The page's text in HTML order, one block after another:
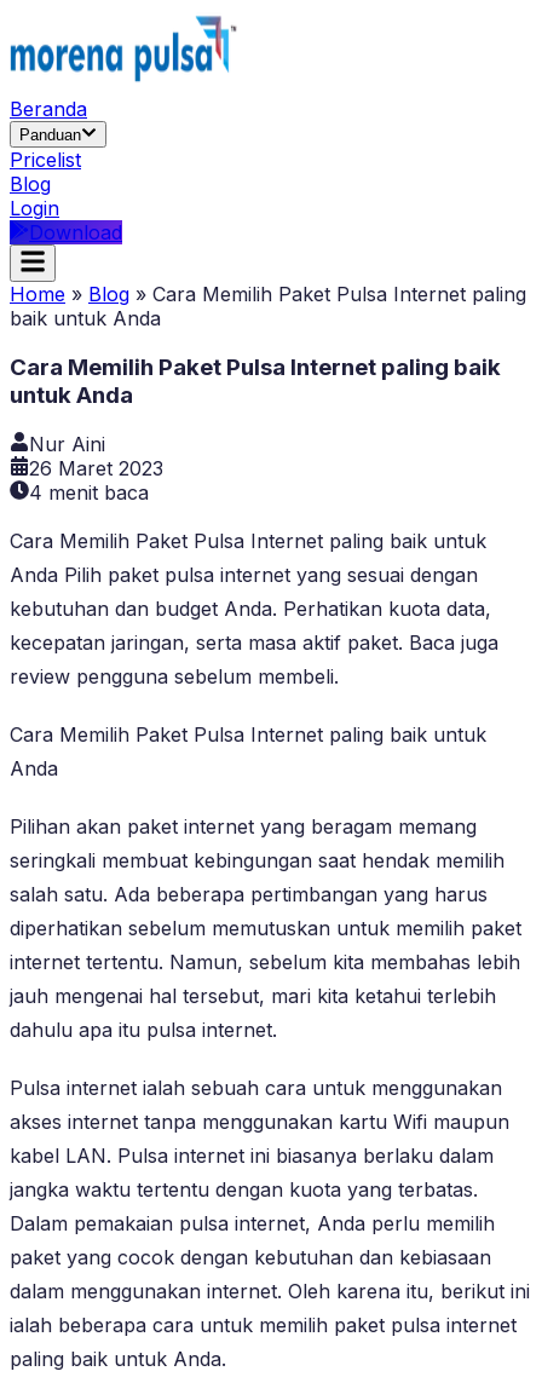
Beranda
Panduan
Pricelist
Blog
Login
Download
Home » Blog » Cara Memilih Paket Pulsa Internet paling
baik untuk Anda
Cara Memilih Paket Pulsa Internet paling baik
untuk Anda
Nur Aini
26 Maret 2023
4 menit baca
Cara Memilih Paket Pulsa Internet paling baik untuk
Anda Pilih paket pulsa internet yang sesuai dengan
kebutuhan dan budget Anda. Perhatikan kuota data,
kecepatan jaringan, serta masa aktif paket. Baca juga
review pengguna sebelum membeli.
Cara Memilih Paket Pulsa Internet paling baik untuk
Anda
Pilihan akan paket internet yang beragam memang
seringkali membuat kebingungan saat hendak memilih
salah satu. Ada beberapa pertimbangan yang harus
diperhatikan sebelum memutuskan untuk memilih paket
internet tertentu. Namun, sebelum kita membahas lebih
jauh mengenai hal tersebut, mari kita ketahui terlebih
dahulu apa itu pulsa internet.
Pulsa internet ialah sebuah cara untuk menggunakan
akses internet tanpa menggunakan kartu Wifi maupun
kabel LAN. Pulsa internet ini biasanya berlaku dalam
jangka waktu tertentu dengan kuota yang terbatas.
Dalam pemakaian pulsa internet, Anda perlu memilih
paket yang cocok dengan kebutuhan dan kebiasaan
dalam menggunakan internet. Oleh karena itu, berikut ini
ialah beberapa cara untuk memilih paket pulsa internet
paling baik untuk Anda.